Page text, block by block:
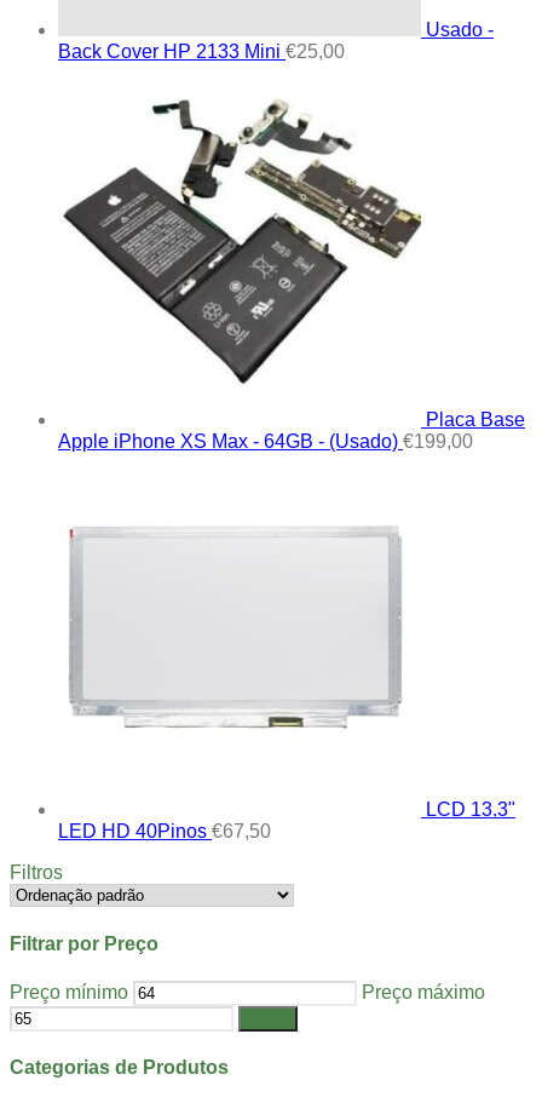
Usado -
Back Cover HP 2133 Mini €25,00
Placa Base
Apple iPhone XS Max - 64GB - (Usado) €199,00
LCD 13.3"
LED HD 40Pinos €67,50
Filtros
Filtrar por Preço
Preço mínimo Preço máximo
Categorias de Produtos